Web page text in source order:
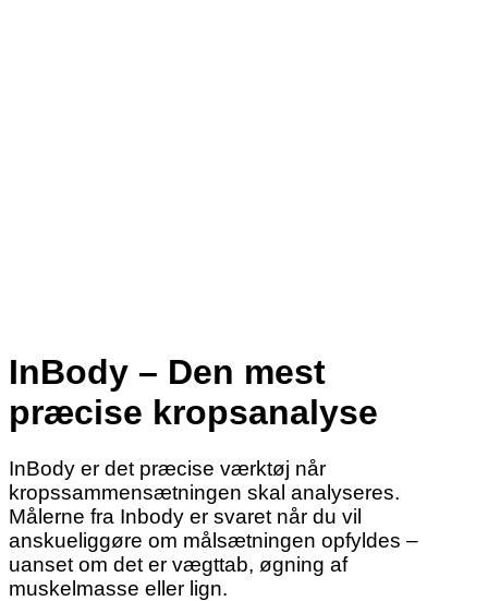
InBody – Den mest
præcise kropsanalyse
InBody er det præcise værktøj når
kropssammensætningen skal analyseres.
Målerne fra Inbody er svaret når du vil
anskueliggøre om målsætningen opfyldes –
uanset om det er vægttab, øgning af
muskelmasse eller lign.